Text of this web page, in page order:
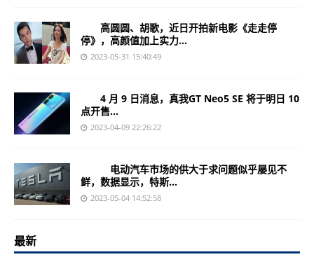
高圆圆、胡歌，近日开拍新电影《走走停
停》，高颜值加上实力...
2023-05-31 15:40:49
4 月 9 日消息，真我GT Neo5 SE 将于明日 10
点开售...
2023-04-09 22:26:22
电动汽车市场的供大于求问题似乎屡见不
鲜，数据显示，特斯...
2023-05-04 14:52:58
最新